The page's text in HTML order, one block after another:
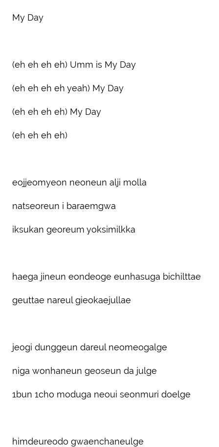
My Day
(eh eh eh eh) Umm is My Day
(eh eh eh eh yeah) My Day
(eh eh eh eh) My Day
(eh eh eh eh)
eojjeomyeon neoneun alji molla
natseoreun i baraemgwa
iksukan georeum yoksimilkka
haega jineun eondeoge eunhasuga bichilttae
geuttae nareul gieokaejullae
jeogi dunggeun dareul neomeogalge
niga wonhaneun geoseun da julge
1bun 1cho moduga neoui seonmuri doelge
himdeureodo gwaenchaneulge